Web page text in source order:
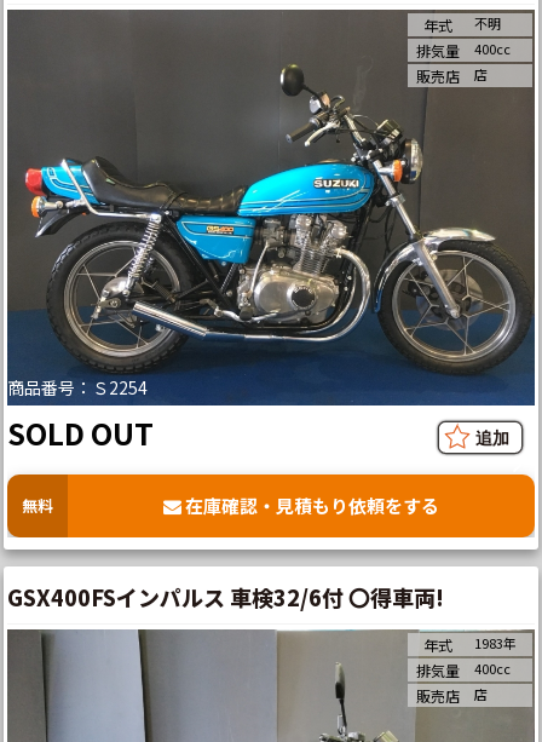
商品番号：Ｓ2254
年式 不明
排気量 400cc
販売店 店
SOLD OUT
無料 在庫確認・見積もり依頼をする
GSX400FSインパルス 車検32/6付 〇得車両!
年式 1983年
排気量 400cc
販売店 店